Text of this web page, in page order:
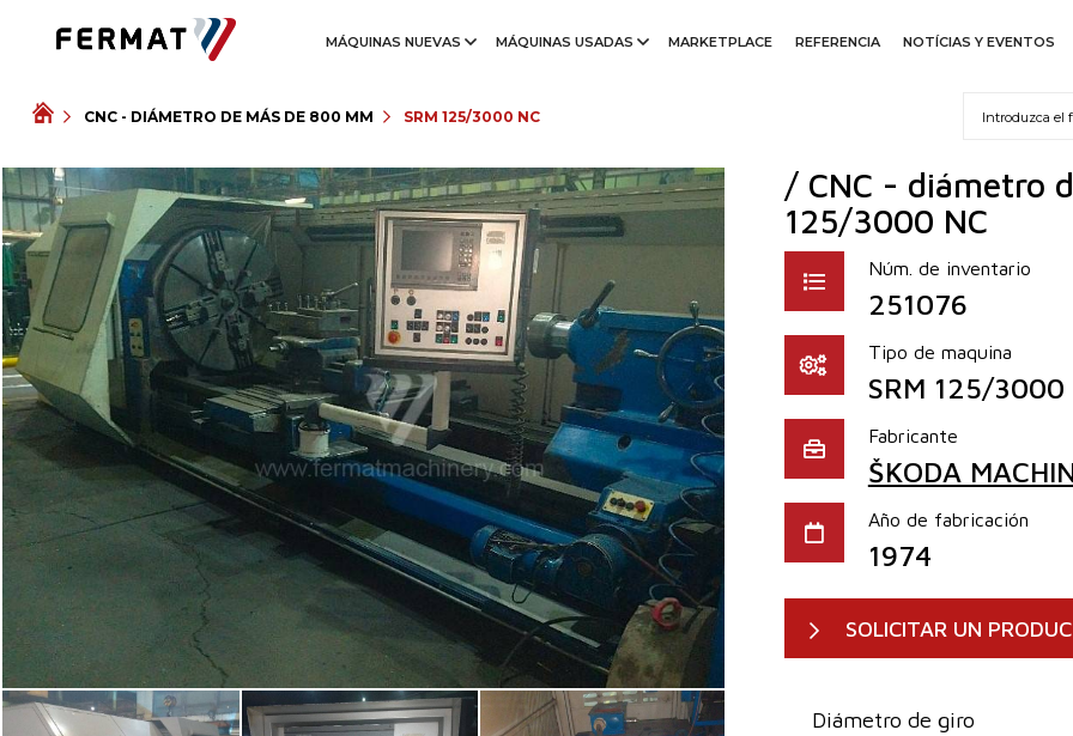
MÁQUINAS NUEVAS MÁQUINAS USADAS MARKETPLACE REFERENCIA NOTÍCIAS Y EVENTOS
CNC - DIÁMETRO DE MÁS DE 800 MM SRM 125/3000 NC
/ CNC - diámetro
125/3000 NC
Núm. de inventario
251076
Tipo de maquina
SRM 125/3000
Fabricante
ŠKODA
Año de fabricación
1974
SOLICITAR UN
Diámetro de giro